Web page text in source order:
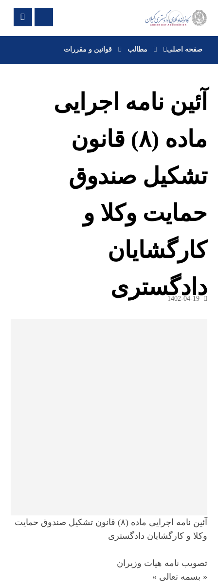
صفحه اصلی مطالب قوانین و مقررات
آئین نامه اجرایی
ماده (۸) قانون
تشکیل صندوق
حمایت وکلا و
کارگشایان
دادگستری
1402-04-19
آئین نامه اجرایی ماده (٨) قانون تشکیل صندوق حمایت
وکلا و کارگشایان دادگستری
تصویب نامه هیات وزیران
« بسمه تعالی »